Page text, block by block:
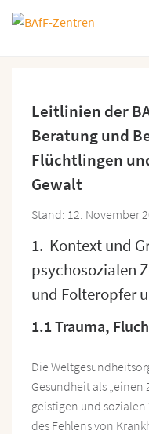
Leitlinien der
Beratung und
Flüchtlingen
Gewalt
Stand: 12. November
1. Kontext und
psychosozialen
und Folteropfer
1.1 Trauma,
Die
Gesundheit als
geistigen und
des Fehlens von